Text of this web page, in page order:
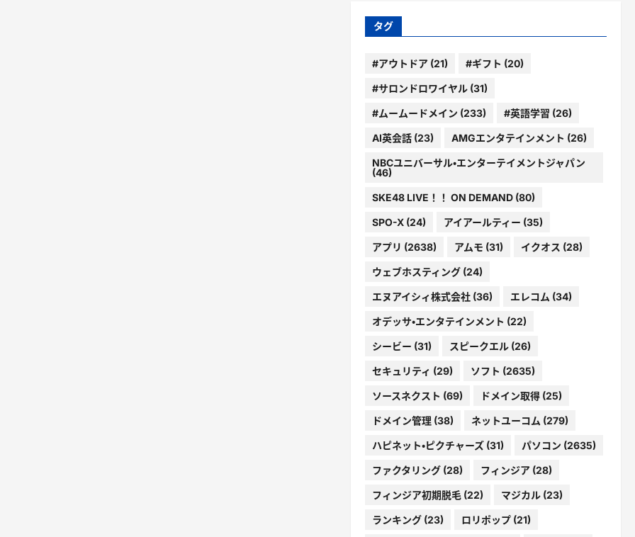
ー
タグ
#アウトドア(21) #ギフト (20)
#サロンドロワイヤル(31)
#ムームードメイン (233) #英語学習 (26)
AI英会話(23) AMGエンタテインメント (26)
NBCユニバーサル・エンターテイメントジャパン
(46)
SKE48 LIVE！！ ON DEMAND(80)
SPO-X(24) アイアールティー (35)
アプリ (2638) アムモ (31) イクオス (28)
ウェブホスティング(24)
エヌアイシィ株式会社(36) エレコム (34)
オデッサ・エンタテインメント (22)
シービー (31) スピークエル(26)
セキュリティ (29) ソフト (2635)
ソースネクスト (69) ドメイン取得(25)
ドメイン管理(38) ネットユーコム (279)
ハピネット・ピクチャーズ(31) パソコン (2635)
ファクタリング(28) フィンジア(28)
フィンジア初期脱毛(22) マジカル(23)
ランキング(23) ロリポップ(21)